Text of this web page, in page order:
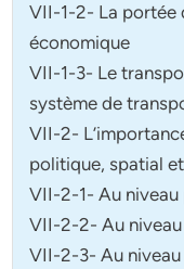
VII-1-2- La portée
économique
VII-1-3- Le
système de
VII-2-
politique, spatial
VII-2-1- Au
VII-2-2- Au
VII-2-3- Au